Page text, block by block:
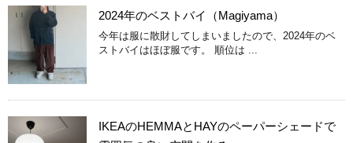
2024年のベストバイ（Magiyama）
今年は服に散財してしまいましたので、2024年のベ
ストバイはほぼ服です。 順位は ...
IKEAのHEMMAとHAYのペーパーシェードで